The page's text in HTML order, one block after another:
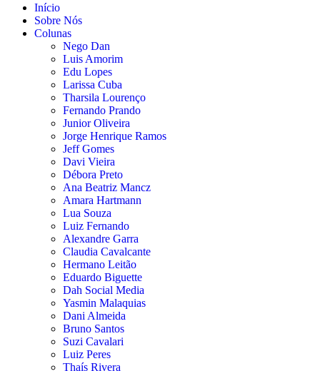
Início
Sobre Nós
Colunas
Nego Dan
Luis Amorim
Edu Lopes
Larissa Cuba
Tharsila Lourenço
Fernando Prando
Junior Oliveira
Jorge Henrique Ramos
Jeff Gomes
Davi Vieira
Débora Preto
Ana Beatriz Mancz
Amara Hartmann
Lua Souza
Luiz Fernando
Alexandre Garra
Claudia Cavalcante
Hermano Leitão
Eduardo Biguette
Dah Social Media
Yasmin Malaquias
Dani Almeida
Bruno Santos
Suzi Cavalari
Luiz Peres
Thaís Rivera